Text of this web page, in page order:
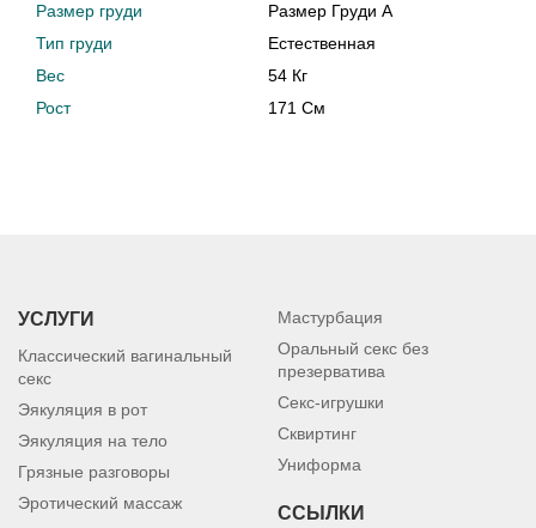
Размер груди
Размер Груди A
Тип груди
Естественная
Вес
54 Кг
Рост
171 См
УСЛУГИ
Классический вагинальный
секс
Эякуляция в рот
Эякуляция на тело
Грязные разговоры
Эротический массаж
Мастурбация
Оральный секс без
презерватива
Секс-игрушки
Сквиртинг
Униформа
ССЫЛКИ